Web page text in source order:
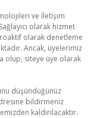
ve İletişim
olarak hizmet
olarak denetleme
Ancak, üyelerimiz
olup, siteye üye olarak
düşündüğünüz
bildirmeniz
kaldırılacaktır.